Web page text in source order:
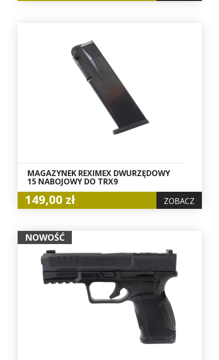
MAGAZYNEK REXIMEX DWURZĘDOWY
15 NABOJOWY DO TRX9
149,00 zł ZOBACZ
NOWOŚĆ